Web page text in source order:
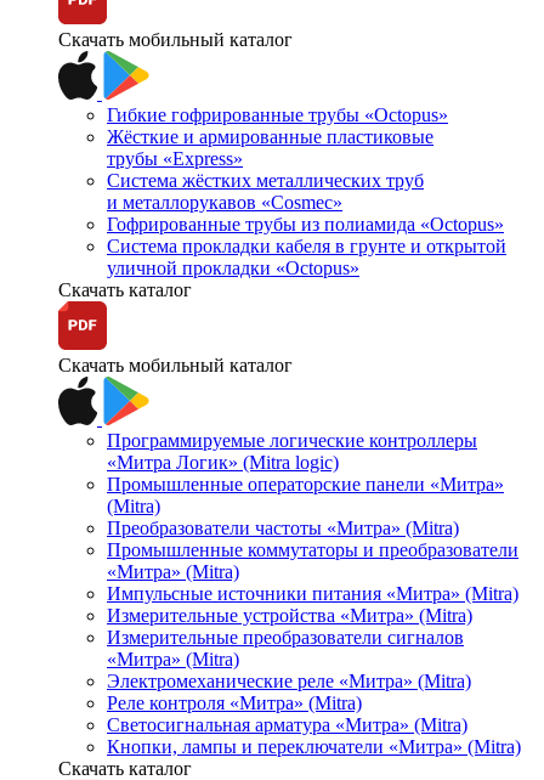
Скачать мобильный каталог
Гибкие гофрированные трубы «Octopus»
Жёсткие и армированные пластиковые
трубы «Express»
Система жёстких металлических труб
и металлорукавов «Cosmec»
Гофрированные трубы из полиамида «Octopus»
Система прокладки кабеля в грунте и открытой
уличной прокладки «Octopus»
Скачать каталог
Скачать мобильный каталог
Программируемые логические контроллеры
«Митра Логик» (Mitra logic)
Промышленные операторские панели «Митра»
(Mitra)
Преобразователи частоты «Митра» (Mitra)
Промышленные коммутаторы и преобразователи
«Митра» (Mitra)
Импульсные источники питания «Митра» (Mitra)
Измерительные устройства «Митра» (Mitra)
Измерительные преобразователи сигналов
«Митра» (Mitra)
Электромеханические реле «Митра» (Mitra)
Реле контроля «Митра» (Mitra)
Светосигнальная арматура «Митра» (Mitra)
Кнопки, лампы и переключатели «Митра» (Mitra)
Скачать каталог